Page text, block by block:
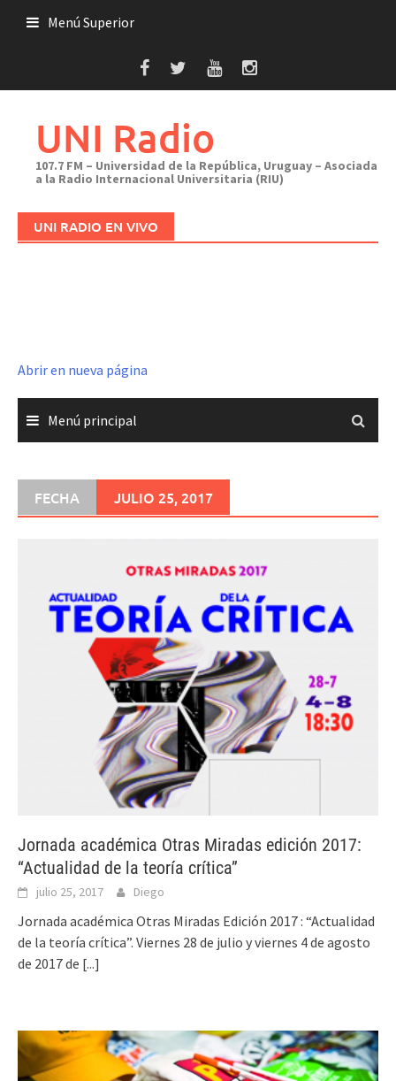
Menú Superior
UNI Radio
107.7 FM – Universidad de la República, Uruguay – Asociada
a la Radio Internacional Universitaria (RIU)
UNI RADIO EN VIVO
Abrir en nueva página
Menú principal
FECHA JULIO 25, 2017
Jornada académica Otras Miradas edición 2017:
“Actualidad de la teoría crítica”
julio 25, 2017 Diego
Jornada académica Otras Miradas Edición 2017 : “Actualidad
de la teoría crítica”. Viernes 28 de julio y viernes 4 de agosto
de 2017 de [...]